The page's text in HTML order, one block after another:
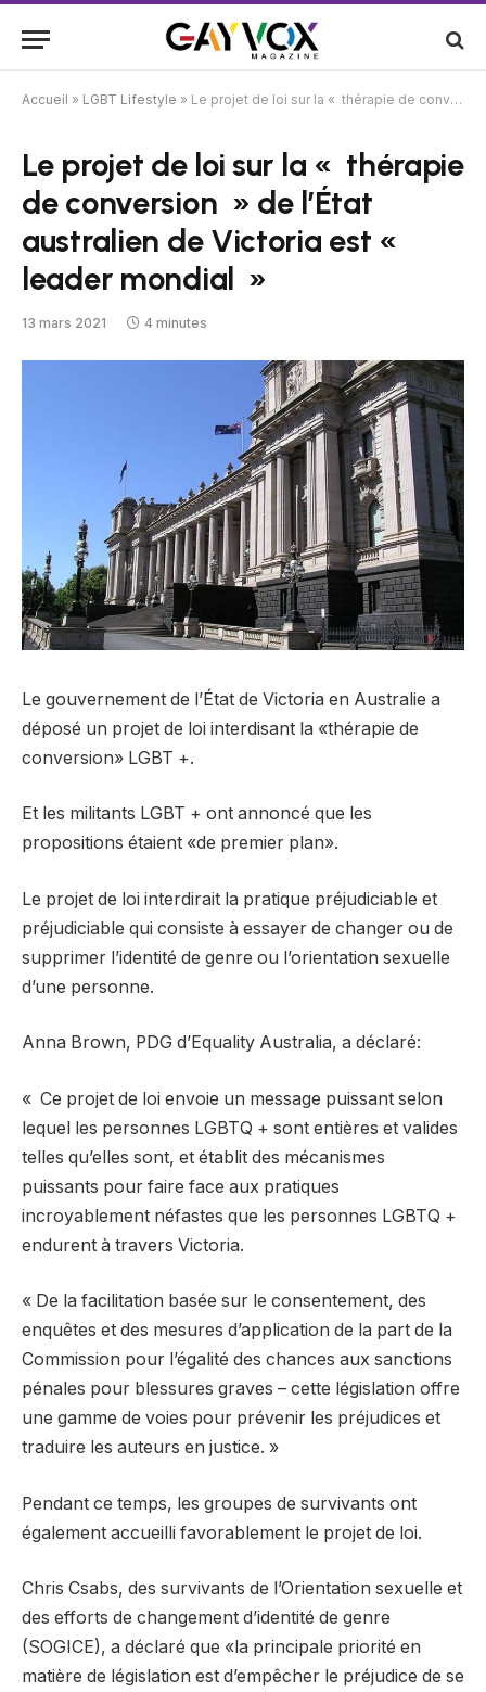
Accueil » LGBT Lifestyle » Le projet de loi sur la « thérapie de conversion » de l’État australien de Victoria est « leader mondial »
Le projet de loi sur la « thérapie
de conversion » de l’État
australien de Victoria est «
leader mondial »
13 mars 2021 4 minutes
Le gouvernement de l’État de Victoria en Australie a
déposé un projet de loi interdisant la «thérapie de
conversion» LGBT +.
Et les militants LGBT + ont annoncé que les
propositions étaient «de premier plan».
Le projet de loi interdirait la pratique préjudiciable et
préjudiciable qui consiste à essayer de changer ou de
supprimer l’identité de genre ou l’orientation sexuelle
d’une personne.
Anna Brown, PDG d’Equality Australia, a déclaré:
« Ce projet de loi envoie un message puissant selon
lequel les personnes LGBTQ + sont entières et valides
telles qu’elles sont, et établit des mécanismes
puissants pour faire face aux pratiques
incroyablement néfastes que les personnes LGBTQ +
endurent à travers Victoria.
« De la facilitation basée sur le consentement, des
enquêtes et des mesures d’application de la part de la
Commission pour l’égalité des chances aux sanctions
pénales pour blessures graves – cette législation offre
une gamme de voies pour prévenir les préjudices et
traduire les auteurs en justice. »
Pendant ce temps, les groupes de survivants ont
également accueilli favorablement le projet de loi.
Chris Csabs, des survivants de l’Orientation sexuelle et
des efforts de changement d’identité de genre
(SOGICE), a déclaré que «la principale priorité en
matière de législation est d’empêcher le préjudice de se